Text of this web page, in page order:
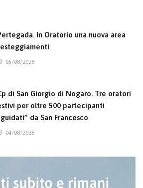
In Oratorio una nuova area
05/08/2026
di San Giorgio di Nogaro. Tre oratori
per oltre 500 partecipanti
da San Francesco
04/08/2026